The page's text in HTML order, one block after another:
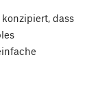
dass